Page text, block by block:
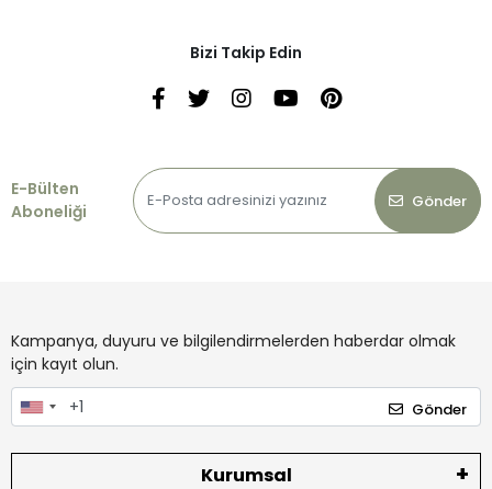
Bizi Takip Edin
E-Bülten
Aboneliği
Gönder
Kampanya, duyuru ve bilgilendirmelerden haberdar olmak
için kayıt olun.
Gönder
Kurumsal